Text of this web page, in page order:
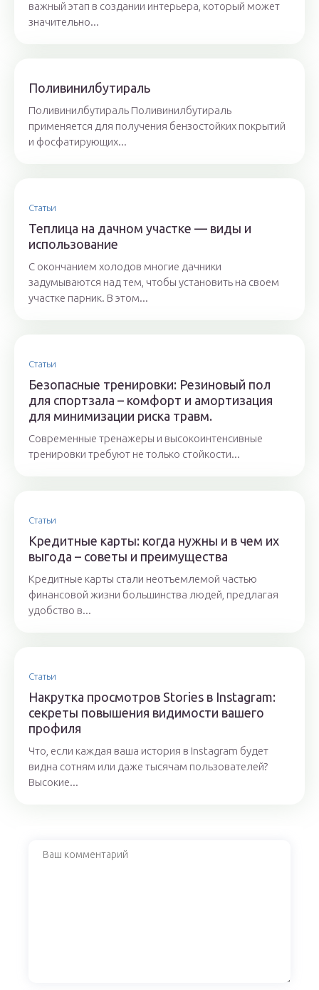
важный этап в создании интерьера, который может
значительно...
Поливинилбутираль
Поливинилбутираль Поливинилбутираль
применяется для получения бензостойких покрытий
и фосфатирующих...
Статьи
Теплица на дачном участке — виды и
использование
С окончанием холодов многие дачники
задумываются над тем, чтобы установить на своем
участке парник. В этом...
Статьи
Безопасные тренировки: Резиновый пол
для спортзала – комфорт и амортизация
для минимизации риска травм.
Современные тренажеры и высокоинтенсивные
тренировки требуют не только стойкости...
Статьи
Кредитные карты: когда нужны и в чем их
выгода – советы и преимущества
Кредитные карты стали неотъемлемой частью
финансовой жизни большинства людей, предлагая
удобство в...
Статьи
Накрутка просмотров Stories в Instagram:
секреты повышения видимости вашего
профиля
Что, если каждая ваша история в Instagram будет
видна сотням или даже тысячам пользователей?
Высокие...